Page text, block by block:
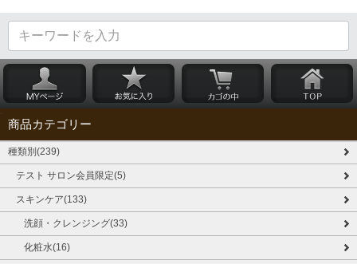
商品カテゴリー
種類別(239)
テスト サロン会員限定(5)
スキンケア(133)
洗顔・クレンジング(33)
化粧水(16)